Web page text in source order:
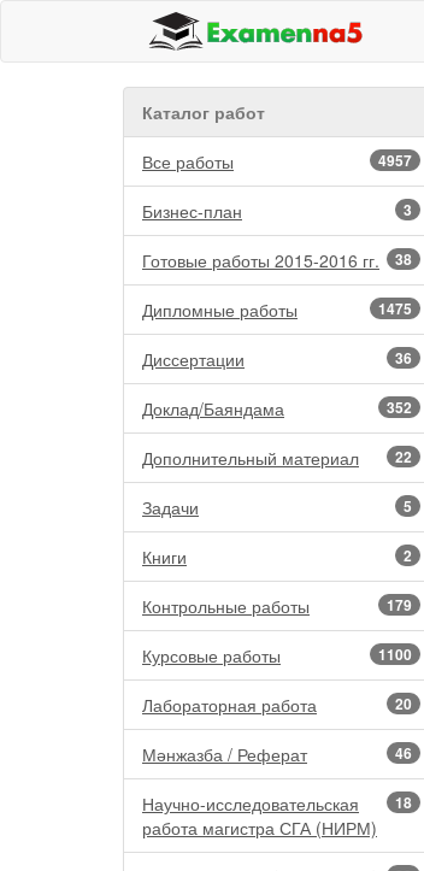
Каталог работ
4957
Все работы
3
Бизнес-план
38
Готовые работы 2015-2016 гг.
1475
Дипломные работы
36
Диссертации
352
Доклад/Баяндама
22
Дополнительный материал
5
Задачи
2
Книги
179
Контрольные работы
1100
Курсовые работы
20
Лабораторная работа
46
Мәнжазба / Реферат
18
Научно-исследовательская
работа магистра СГА (НИРМ)